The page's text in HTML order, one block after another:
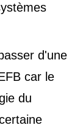
d'une
car le
du